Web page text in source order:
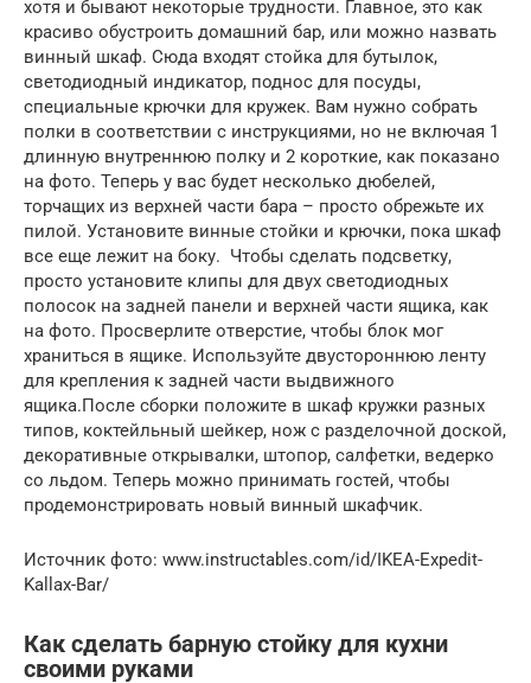
хотя и бывают некоторые трудности. Главное, это как
красиво обустроить домашний бар, или можно назвать
винный шкаф. Сюда входят стойка для бутылок,
светодиодный индикатор, поднос для посуды,
специальные крючки для кружек. Вам нужно собрать
полки в соответствии с инструкциями, но не включая 1
длинную внутреннюю полку и 2 короткие, как показано
на фото. Теперь у вас будет несколько дюбелей,
торчащих из верхней части бара – просто обрежьте их
пилой. Установите винные стойки и крючки, пока шкаф
все еще лежит на боку. Чтобы сделать подсветку,
просто установите клипы для двух светодиодных
полосок на задней панели и верхней части ящика, как
на фото. Просверлите отверстие, чтобы блок мог
храниться в ящике. Используйте двустороннюю ленту
для крепления к задней части выдвижного
ящика.После сборки положите в шкаф кружки разных
типов, коктейльный шейкер, нож с разделочной доской,
декоративные открывалки, штопор, салфетки, ведерко
со льдом. Теперь можно принимать гостей, чтобы
продемонстрировать новый винный шкафчик.
Источник фото: www.instructables.com/id/IKEA-Expedit-
Kallax-Bar/
Как сделать барную стойку для кухни
своими руками